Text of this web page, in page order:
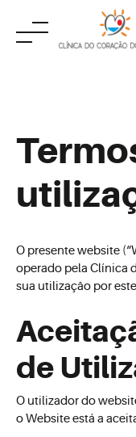
O presente website
operado pela Clínica
sua utilização por
de
O utilizador do
o Website está a